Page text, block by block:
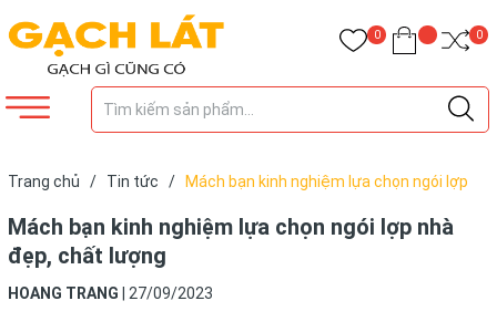
0 0
Trang chủ / Tin tức /
Mách bạn kinh nghiệm lựa chọn ngói lợp
Mách bạn kinh nghiệm lựa chọn ngói lợp nhà
đẹp, chất lượng
HOANG TRANG 27/09/2023